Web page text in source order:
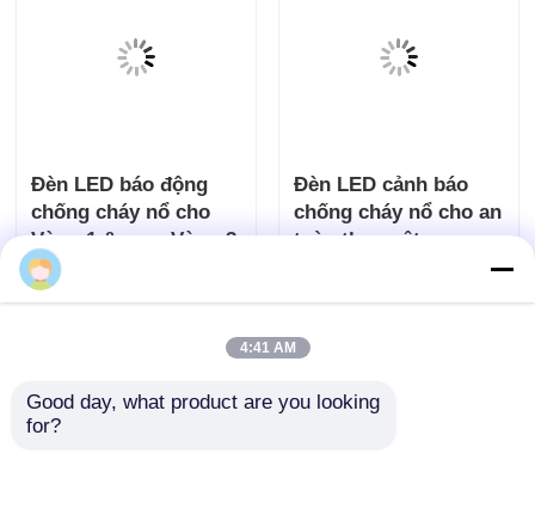
Đèn LED báo động
chống cháy nổ cho
Vùng 1 &amp; Vùng 2
Đèn LED cảnh báo
chống cháy nổ cho an
toàn thực vật
4:41 AM
Good day, what product are you looking
for?